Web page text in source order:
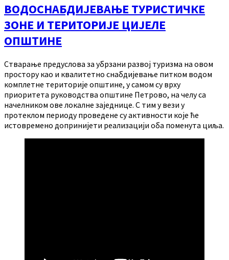
ВОДОСНАБДИЈЕВАЊЕ ТУРИСТИЧКЕ
ЗОНЕ И ТЕРИТОРИЈЕ ЦИЈЕЛЕ
ОПШТИНЕ
Стварање предуслова за убрзани развој туризма на овом
простору као и квалитетно снабдијевање питком водом
комплетне територије општине, у самом су врху
приоритета руководства општине Петрово, на челу са
начелником ове локалне заједнице. С тим у вези у
протеклом периоду проведене су активности које ће
истовремено допринијети реализацији оба поменута циља.